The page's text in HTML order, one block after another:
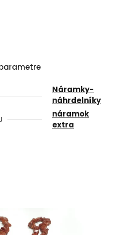
Náramky-
náhrdelníky
náramok
extra